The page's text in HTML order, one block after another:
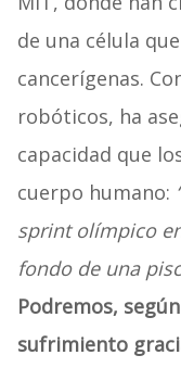
de una célula
cancerígenas.
robóticos, ha
capacidad que
cuerpo humano:
sprint olímpico
fondo de una
Podremos,
sufrimiento